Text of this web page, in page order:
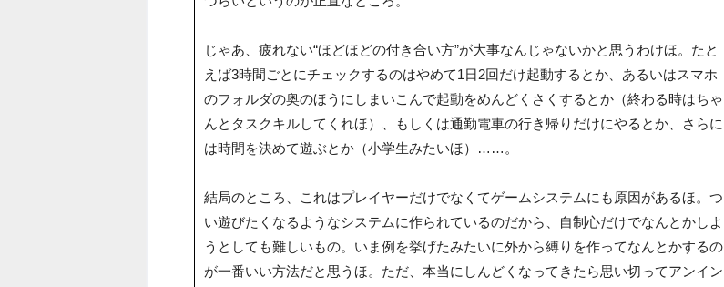
じゃあ、疲れない“ほどほどの付き合い方”が大事なんじゃないかと思うわけほ。たと
えば3時間ごとにチェックするのはやめて1日2回だけ起動するとか、あるいはスマホ
のフォルダの奥のほうにしまいこんで起動をめんどくさくするとか（終わる時はちゃ
んとタスクキルしてくれほ）、もしくは通勤電車の行き帰りだけにやるとか、さらに
は時間を決めて遊ぶとか（小学生みたいほ）……。
結局のところ、これはプレイヤーだけでなくてゲームシステムにも原因があるほ。つ
い遊びたくなるようなシステムに作られているのだから、自制心だけでなんとかしよ
うとしても難しいもの。いま例を挙げたみたいに外から縛りを作ってなんとかするの
が一番いい方法だと思うほ。ただ、本当にしんどくなってきたら思い切ってアンイン